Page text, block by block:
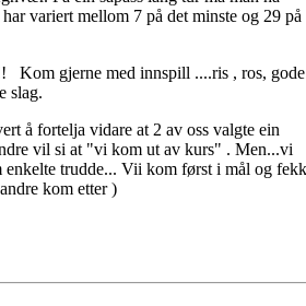
variert mellom 7 på det minste og 29 på
Kom gjerne med innspill ....ris , ros, gode
slag.
å fortelja vidare at 2 av oss valgte ein
vil si at "vi kom ut av kurs" . Men...vi
enkelte trudde... Vii kom først i mål og fekk
kom etter )